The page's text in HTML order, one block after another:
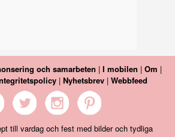
och samarbeten | I mobilen | Om |
| Nyhetsbrev| Webbfeed
till vardag och fest med bilder och tydliga